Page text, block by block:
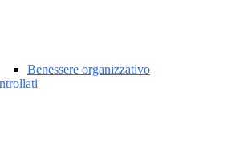
Benessere organizzativo